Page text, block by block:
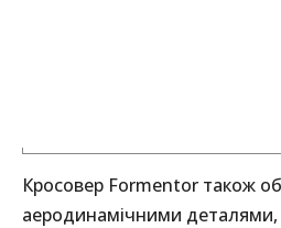
Кросовер Formentor також
аеродинамічними деталями,